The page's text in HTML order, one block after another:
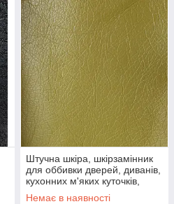
Штучна шкіра, шкірзамінник
для оббивки дверей, диванів,
кухонних м'яких куточків,
табуреток та ін меблів
Немає в наявності